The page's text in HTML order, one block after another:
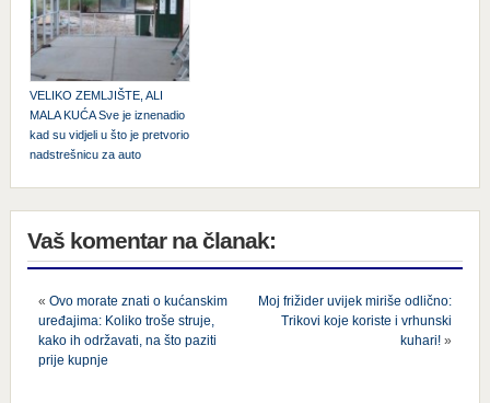
VELIKO ZEMLJIŠTE, ALI
MALA KUĆA Sve je iznenadio
kad su vidjeli u što je pretvorio
nadstrešnicu za auto
Vaš komentar na članak:
« Ovo morate znati o kućanskim
uređajima: Koliko troše struje,
kako ih održavati, na što paziti
prije kupnje
Moj frižider uvijek miriše odlično:
Trikovi koje koriste i vrhunski
kuhari! »